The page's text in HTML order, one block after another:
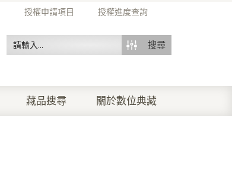
授權申請項目 授權進度查詢
搜尋
藏品搜尋 關於數位典藏